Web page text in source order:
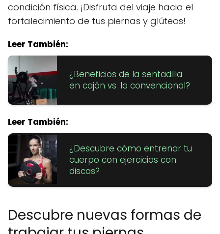
condición física. ¡Disfruta del viaje hacia el
fortalecimiento de tus piernas y glúteos!
Leer También:
¿Beneficios de la sentadilla
en cajón vs. la convencional?
Leer También:
¿Descubre cómo entrenar tu
cuerpo con ejercicios con
discos?
Descubre nuevas formas de